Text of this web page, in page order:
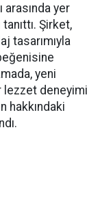
yer
Şirket,
tasarımıyla
yeni
lezzet deneyimi
hakkındaki